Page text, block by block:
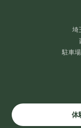
埼
駐車
体
イルチブレインヨ